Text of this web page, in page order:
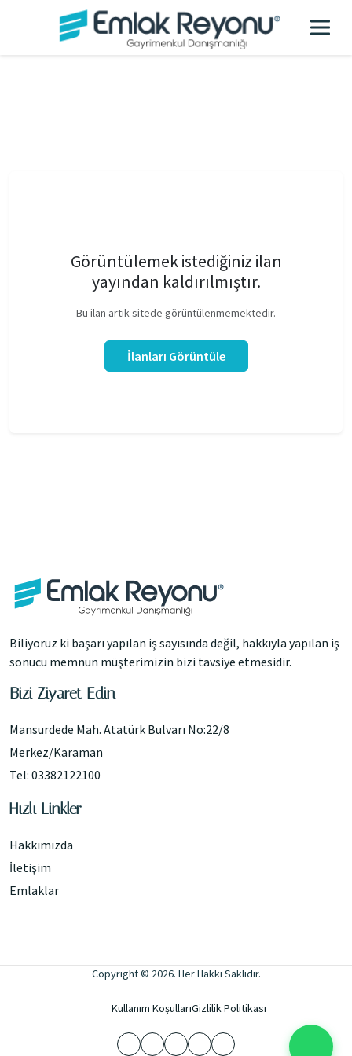
Görüntülemek istediğiniz ilan
yayından kaldırılmıştır.
Bu ilan artık sitede görüntülenmemektedir.
İlanları Görüntüle
Biliyoruz ki başarı yapılan iş sayısında değil, hakkıyla yapılan iş
sonucu memnun müşterimizin bizi tavsiye etmesidir.
Bizi Ziyaret Edin
Mansurdede Mah. Atatürk Bulvarı No:22/8
Merkez/Karaman
Tel: 03382122100
Hızlı Linkler
Hakkımızda
İletişim
Emlaklar
Copyright © 2026. Her Hakkı Saklıdır.
Kullanım KoşullarıGizlilik Politikası